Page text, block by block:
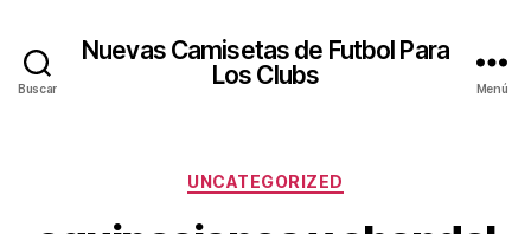
Buscar
Nuevas Camisetas de Futbol Para
Los Clubs
Menú
Categorías
UNCATEGORIZED